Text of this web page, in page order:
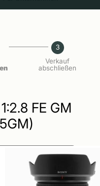
3
Verkauf
abschließen
FE GM